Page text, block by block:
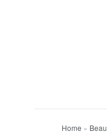
Home »